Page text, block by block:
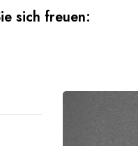
sich freuen: